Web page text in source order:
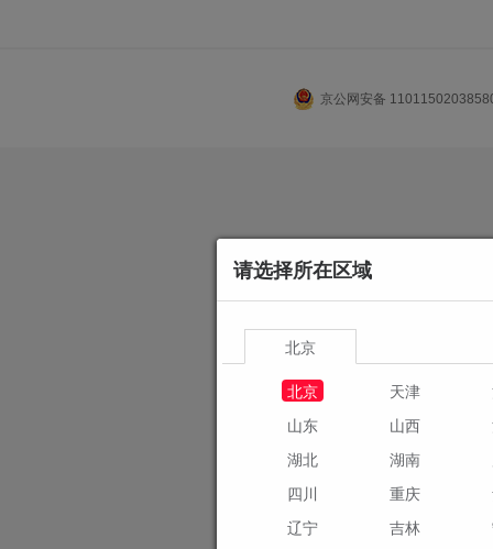
京公网安备
请选择所在区域
北京
北京
天津
山东
山西
湖北
湖南
四川
重庆
辽宁
吉林